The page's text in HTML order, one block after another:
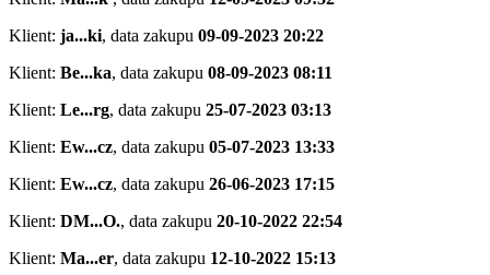
Klient: ja...ki, data zakupu 09-09-2023 20:22
Klient: Be...ka, data zakupu 08-09-2023 08:11
Klient: Le...rg, data zakupu 25-07-2023 03:13
Klient: Ew...cz, data zakupu 05-07-2023 13:33
Klient: Ew...cz, data zakupu 26-06-2023 17:15
Klient: DM...O., data zakupu 20-10-2022 22:54
Klient: Ma...er, data zakupu 12-10-2022 15:13